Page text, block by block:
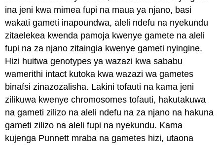
ina jeni kwa mimea fupi na maua ya njano, basi
wakati gameti inapoundwa, aleli ndefu na nyekundu
zitaelekea kwenda pamoja kwenye gamete na aleli
fupi na za njano zitaingia kwenye gameti nyingine.
Hizi huitwa genotypes ya wazazi kwa sababu
wamerithi intact kutoka kwa wazazi wa gametes
binafsi zinazozalisha. Lakini tofauti na kama jeni
zilikuwa kwenye chromosomes tofauti, hakutakuwa
na gameti zilizo na aleli ndefu na za njano na hakuna
gameti zilizo na aleli fupi na nyekundu. Kama
kujenga Punnett mraba na gametes hizi, utaona